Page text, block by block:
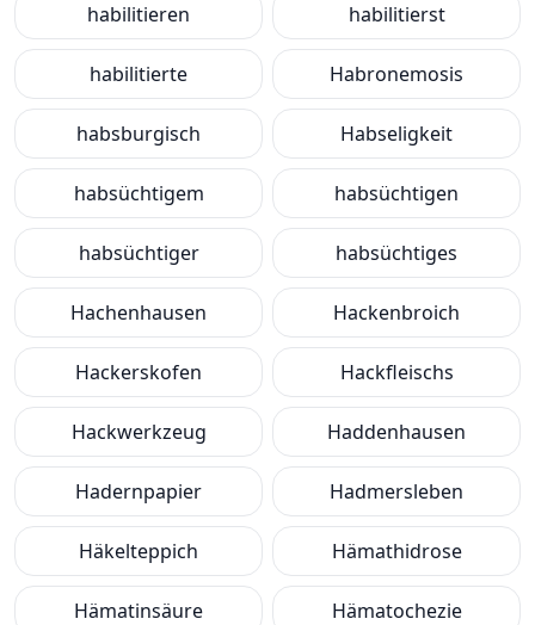
habilitieren habilitierst
habilitierte Habronemosis
habsburgisch Habseligkeit
habsüchtigem habsüchtigen
habsüchtiger habsüchtiges
Hachenhausen Hackenbroich
Hackerskofen Hackfleischs
Hackwerkzeug Haddenhausen
Hadernpapier Hadmersleben
Häkelteppich Hämathidrose
Hämatinsäure Hämatochezie